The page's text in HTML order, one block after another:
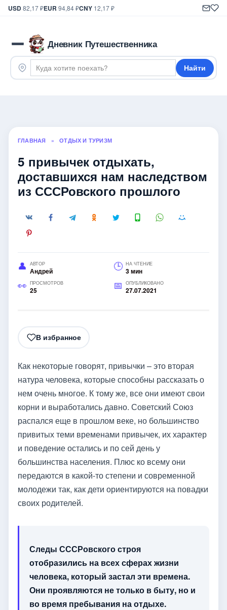
USD82,17 ₽EUR 94,84 ₽CNY 12,17 ₽
Дневник Путешественника
Найти
ГЛАВНАЯ » ОТДЫХ И ТУРИЗМ
5 привычек отдыхать,
доставшихся нам наследством
из СССРовского прошлого
АВТОР
Андрей
НА ЧТЕНИЕ
3 мин
ПРОСМОТРОВ
25
ОПУБЛИКОВАНО
27.07.2021
В избранное
Как некоторые говорят, привычки – это вторая
натура человека, которые способны рассказать о
нем очень многое. К тому же, все они имеют свои
корни и выработались давно. Советский Союз
распался еще в прошлом веке, но большинство
привитых теми временами привычек, их характер
и поведение остались и по сей день у
большинства населения. Плюс ко всему они
передаются в какой-то степени и современной
молодежи так, как дети ориентируются на повадки
своих родителей.
Следы СССРовского строя
отобразились на всех сферах жизни
человека, который застал эти времена.
Они проявляются не только в быту, но и
во время пребывания на отдыхе.